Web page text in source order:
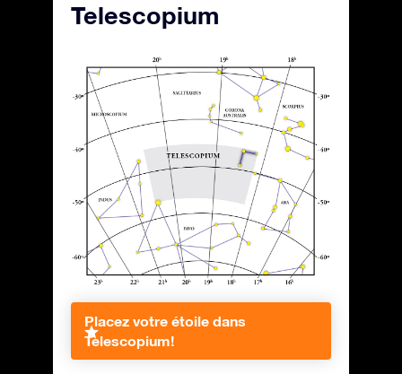
Telescopium
Placez votre étoile dans
Telescopium!